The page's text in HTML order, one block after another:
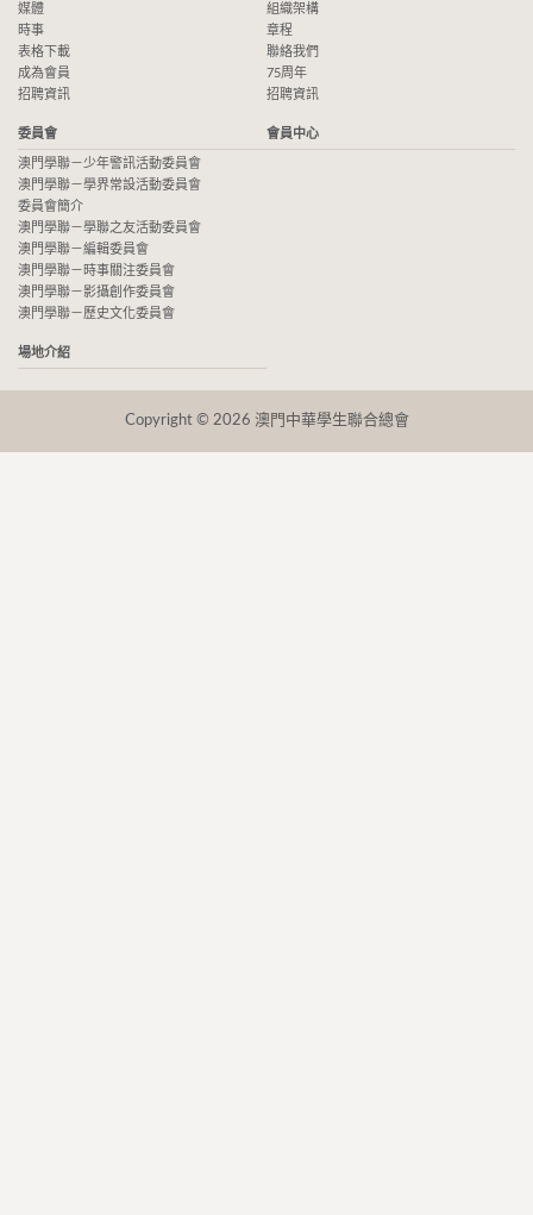
媒體
時事
表格下載
成為會員
招聘資訊
組織架構
章程
聯絡我們
75周年
招聘資訊
委員會
澳門學聯－少年警訊活動委員會
澳門學聯－學界常設活動委員會
委員會簡介
澳門學聯－學聯之友活動委員會
澳門學聯－編輯委員會
澳門學聯－時事關注委員會
澳門學聯－影攝創作委員會
澳門學聯－歷史文化委員會
會員中心
場地介紹
Copyright © 2026 澳門中華學生聯合總會